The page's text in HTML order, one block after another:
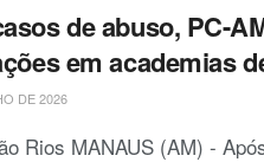
de abuso, PC-
em academias
DE 2026
Rios MANAUS (AM) -